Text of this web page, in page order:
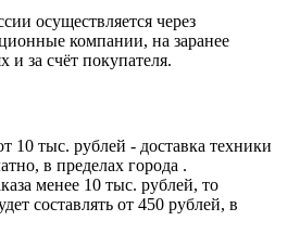
осуществляется через
компании, на заранее
и за счёт покупателя.
10 тыс. рублей - доставка техники
в пределах города .
менее 10 тыс. рублей, то
составлять от 450 рублей, в